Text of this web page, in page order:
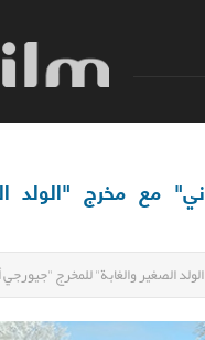
مع مخرج "الولد
الصغير والغابة" للمخرج